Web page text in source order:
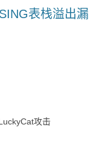
表栈溢出漏
攻击